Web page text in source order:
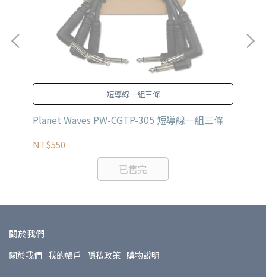
短導線一組三條
Planet Waves PW-CGTP-305 短導線一組三條
NT$550
已售完
關於我們
關於我們 我的帳戶 隱私政策 購物說明